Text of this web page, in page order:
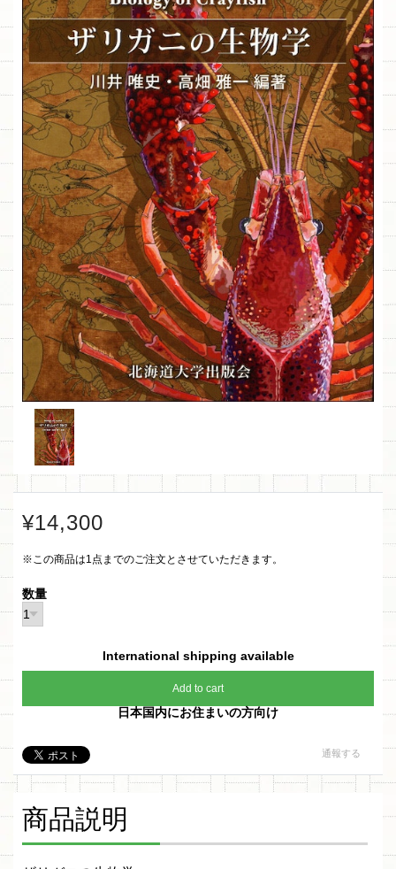
¥14,300
※この商品は1点までのご注文とさせていただきます。
数量
International shipping available
Add to cart
日本国内にお住まいの方向け
通報する
商品説明